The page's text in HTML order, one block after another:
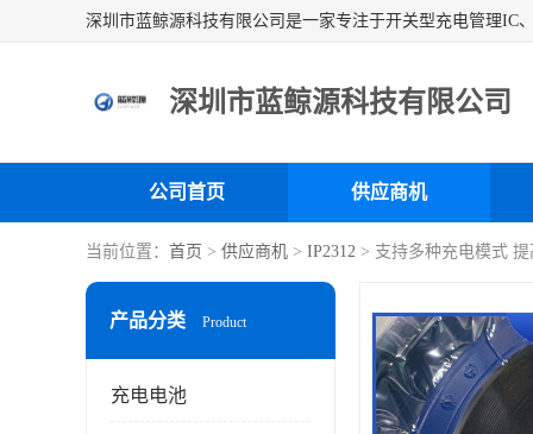
深圳市蓝鲸源科技有限公司
公司首页 供应商机
当前位置： 首页 > 供应商机 > IP2312 > 支持多种充电模式
产品分类 Product
充电电池